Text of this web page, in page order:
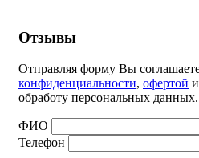
Отзывы
Отправляя форму Вы
конфиденциальности, офертой
обработу персональных
ФИО
Телефон